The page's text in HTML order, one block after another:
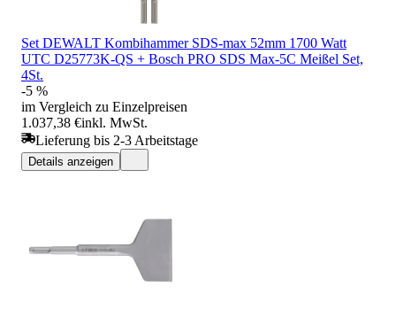
Set DEWALT Kombihammer SDS-max 52mm 1700 Watt
UTC D25773K-QS + Bosch PRO SDS Max-5C Meißel Set,
4St.
-5 %
im Vergleich zu Einzelpreisen
1.037,38 €inkl. MwSt.
Lieferung bis 2-3 Arbeitstage
Details anzeigen